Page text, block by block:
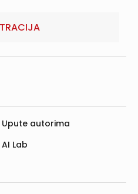
Upute autorima
AI Lab